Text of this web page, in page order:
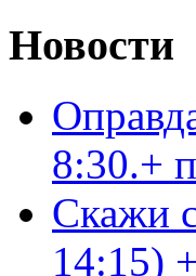
Новости
8:30.+
Скажи
14:15)